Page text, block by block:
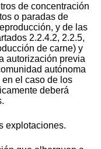
de concentración
o paradas de
y de las
2.2.4.2, 2.2.5,
de carne) y
autorización previa
autónoma
el caso de los
deberá
explotaciones.